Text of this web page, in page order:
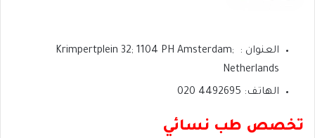
العنوان : Krimpertplein 32; 1104 PH Amsterdam;
Netherlands
الهاتف: 4492695 020
تخصص طب نسائي